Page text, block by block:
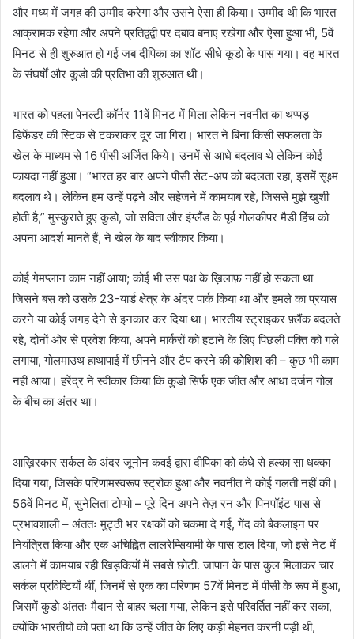
और मध्य में जगह की उम्मीद करेगा और उसने ऐसा ही किया। उम्मीद थी कि भारत
आक्रामक रहेगा और अपने प्रतिद्वंद्वी पर दबाव बनाए रखेगा और ऐसा हुआ भी, 5वें
मिनट से ही शुरुआत हो गई जब दीपिका का शॉट सीधे कूडो के पास गया। वह भारत
के संघर्षों और कुडो की प्रतिभा की शुरुआत थी।
भारत को पहला पेनल्टी कॉर्नर 11वें मिनट में मिला लेकिन नवनीत का थप्पड़
डिफेंडर की स्टिक से टकराकर दूर जा गिरा। भारत ने बिना किसी सफलता के
खेल के माध्यम से 16 पीसी अर्जित किये। उनमें से आधे बदलाव थे लेकिन कोई
फायदा नहीं हुआ। “भारत हर बार अपने पीसी सेट-अप को बदलता रहा, इसमें सूक्ष्म
बदलाव थे। लेकिन हम उन्हें पढ़ने और सहेजने में कामयाब रहे, जिससे मुझे खुशी
होती है,” मुस्कुराते हुए कुडो, जो सविता और इंग्लैंड के पूर्व गोलकीपर मैडी हिंच को
अपना आदर्श मानते हैं, ने खेल के बाद स्वीकार किया।
कोई गेमप्लान काम नहीं आया; कोई भी उस पक्ष के ख़िलाफ़ नहीं हो सकता था
जिसने बस को उसके 23-यार्ड क्षेत्र के अंदर पार्क किया था और हमले का प्रयास
करने या कोई जगह देने से इनकार कर दिया था। भारतीय स्ट्राइकर फ़्लैंक बदलते
रहे, दोनों ओर से प्रवेश किया, अपने मार्करों को हटाने के लिए पिछली पंक्ति को गले
लगाया, गोलमाउथ हाथापाई में छीनने और टैप करने की कोशिश की – कुछ भी काम
नहीं आया। हरेंद्र ने स्वीकार किया कि कुडो सिर्फ एक जीत और आधा दर्जन गोल
के बीच का अंतर था।
आख़िरकार सर्कल के अंदर जूनोन कवई द्वारा दीपिका को कंधे से हल्का सा धक्का
दिया गया, जिसके परिणामस्वरूप स्ट्रोक हुआ और नवनीत ने कोई गलती नहीं की।
56वें ​​मिनट में, सुनेलिता टोप्पो – पूरे दिन अपने तेज़ रन और पिनपॉइंट पास से
प्रभावशाली – अंततः मुट्ठी भर रक्षकों को चकमा दे गई, गेंद को बैकलाइन पर
नियंत्रित किया और एक अचिह्नित लालरेम्सियामी के पास डाल दिया, जो इसे नेट में
डालने में कामयाब रही खिड़कियों में सबसे छोटी. जापान के पास कुल मिलाकर चार
सर्कल प्रविष्टियाँ थीं, जिनमें से एक का परिणाम 57वें मिनट में पीसी के रूप में हुआ,
जिसमें कुडो अंततः मैदान से बाहर चला गया, लेकिन इसे परिवर्तित नहीं कर सका,
क्योंकि भारतीयों को पता था कि उन्हें जीत के लिए कड़ी मेहनत करनी पड़ी थी,